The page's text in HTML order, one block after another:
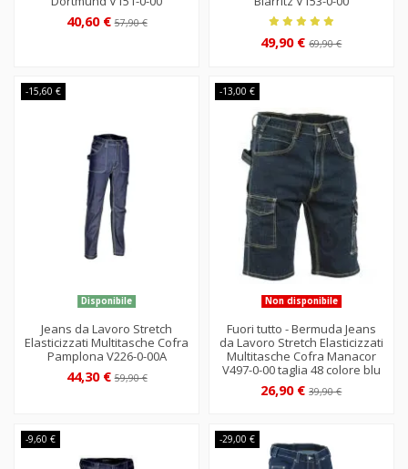
40,60 €57,90 €
49,90 €69,90 €
-15,60 €
Disponibile
Jeans da Lavoro Stretch
Elasticizzati Multitasche Cofra
Pamplona V226-0-00A
44,30 €59,90 €
-13,00 €
Non disponibile
Fuori tutto - Bermuda Jeans
da Lavoro Stretch Elasticizzati
Multitasche Cofra Manacor
V497-0-00 taglia 48 colore blu
26,90 €39,90 €
-9,60 € -29,00 €